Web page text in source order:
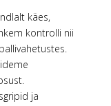
käes,
kontrolli nii
ja